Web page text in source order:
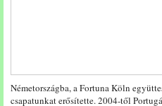
Németországba, a Fortuna Köln
csapatunkat erősítette. 2004-től